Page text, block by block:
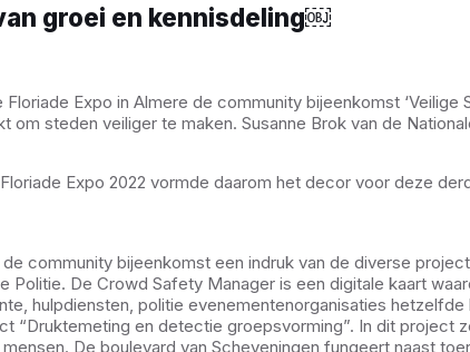
groei en kennisdeling￼
Expo in Almere de community bijeenkomst ‘Veilige
steden veiliger te maken. Susanne Brok van de
Expo 2022 vormde daarom het decor voor deze
community bijeenkomst een indruk van de diverse
De Crowd Safety Manager is een digitale kaart
hulpdiensten, politie evenementenorganisaties
en detectie groepsvorming”. In dit project
De boulevard van Scheveningen fungeert naast